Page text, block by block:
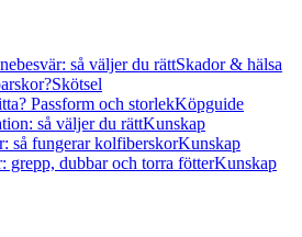
så väljer du rättSkador & hälsa
Skötsel
Passform och storlekKöpguide
så väljer du rättKunskap
så fungerar kolfiberskorKunskap
grepp, dubbar och torra fötterKunskap